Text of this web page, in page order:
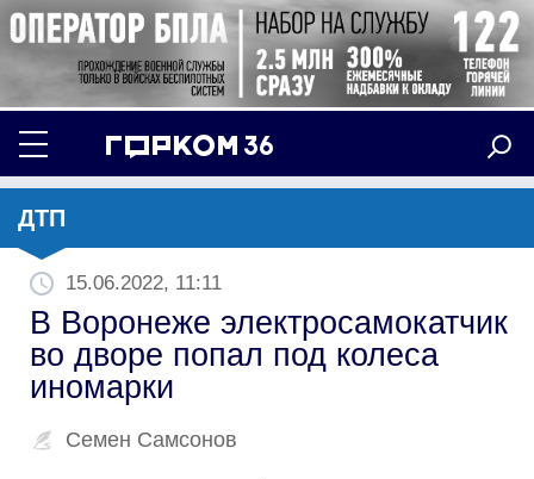
ДТП
15.06.2022, 11:11
В Воронеже электросамокатчик
во дворе попал под колеса
иномарки
Семен Самсонов